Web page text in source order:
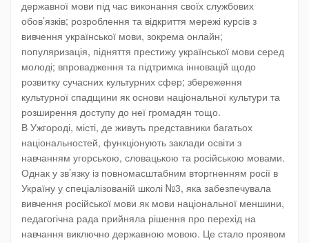
державної мови під час виконання своїх службових
обов’язків; розроблення та відкриття мережі курсів з
вивчення української мови, зокрема онлайн;
популяризація, підняття престижу української мови серед
молоді; впровадження та підтримка інновацій щодо
розвитку сучасних культурних сфер; збереження
культурної спадщини як основи національної культури та
розширення доступу до неї громадян тощо.
В Ужгороді, місті, де живуть представники багатьох
національностей, функціонують заклади освіти з
навчанням угорською, словацькою та російською мовами.
Однак у зв’язку із повномасштабним вторгненням росії в
Україну у спеціалізованій школі №3, яка забезпечувала
вивчення російської мови як мови національної меншини,
педагогічна рада прийняла рішення про перехід на
навчання виключно державною мовою. Це стало проявом